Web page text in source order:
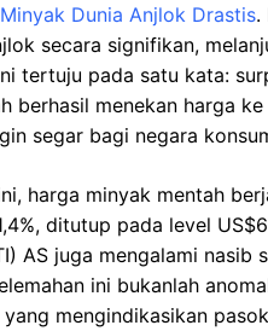
Dunia Anjlok Drastis.
secara signifikan,
tertuju pada satu kata:
berhasil menekan harga
segar bagi negara
harga minyak mentah
ditutup pada level
AS juga mengalami nasib
ini bukanlah
mengindikasikan